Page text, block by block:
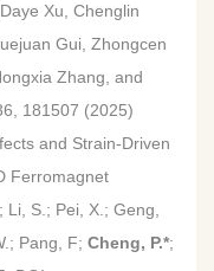
Xu, Chenglin
Gui, Zhongcen
Zhang, and
181507 (2025)
and Strain-Driven
Ferromagnet
S.; Pei, X.; Geng,
Pang, F; Cheng, P.*;